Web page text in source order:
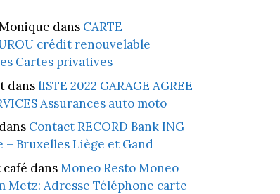
dans CARTE
crédit renouvelable
Cartes privatives
danslISTE 2022 GARAGE AGREE
Assurances auto moto
dans Contact RECORD Bank ING
– Bruxelles Liège et Gand
dansMoneo Resto Moneo
Metz: Adresse Téléphone carte